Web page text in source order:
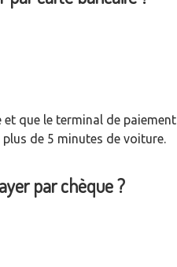
que le terminal de
de 5 minutes de voiture.
par chèque ?